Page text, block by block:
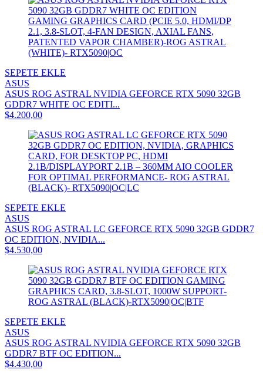
SEPETE EKLE
ASUS
ASUS ROG ASTRAL NVIDIA GEFORCE RTX 5090 32GB
GDDR7 WHITE OC EDITI...
$4.200,00
SEPETE EKLE
ASUS
ASUS ROG ASTRAL LC GEFORCE RTX 5090 32GB GDDR7
OC EDITION, NVIDIA...
$4.530,00
SEPETE EKLE
ASUS
ASUS ROG ASTRAL NVIDIA GEFORCE RTX 5090 32GB
GDDR7 BTF OC EDITION...
$4.430,00